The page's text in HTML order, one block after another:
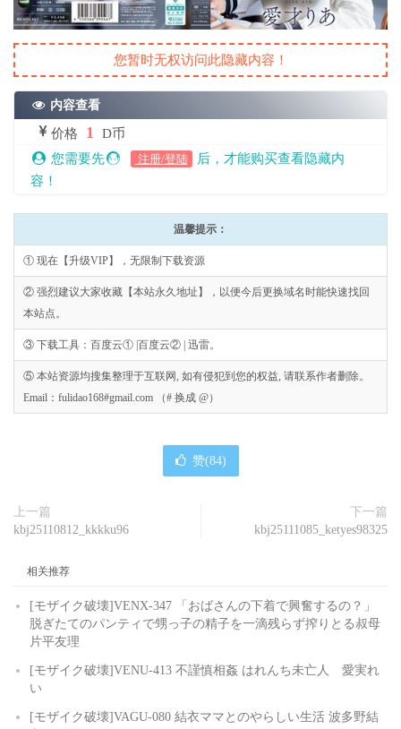
您暂时无权访问此隐藏内容！
内容查看
价格 1
D币
您需要先
注册/登陆
后，才能购买查看隐藏内
容！
温馨提示：
① 现在【升级VIP】，无限制下载资源
② 强烈建议大家收藏【本站永久地址】，以便今后更换域名时能快速找回
本站点。
③ 下载工具：百度云① |百度云② | 迅雷。
⑤ 本站资源均搜集整理于互联网, 如有侵犯到您的权益, 请联系作者删除。
Email：fulidao168#gmail.com （# 换成 @）
赞(84)
上一篇
kbj25110812_kkkku96
下一篇
kbj25111085_ketyes98325
相关推荐
[モザイク破壊]VENX-347 「おばさんの下着で興奮するの？」
脱ぎたてのパンティで甥っ子の精子を一滴残らず搾りとる叔母
片平友理
[モザイク破壊]VENU-413 不謹慎相姦 はれんち未亡人 愛実れ
い
[モザイク破壊]VAGU-080 結衣ママとのやらしい生活 波多野結